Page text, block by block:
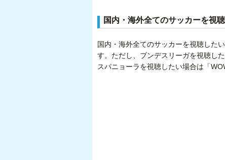
国内・海外全てのサッカーを視
国内・海外全てのサッカーを視聴した
す。ただし、ブンデスリーガを視聴し
スパニョーラを視聴したい場合は「